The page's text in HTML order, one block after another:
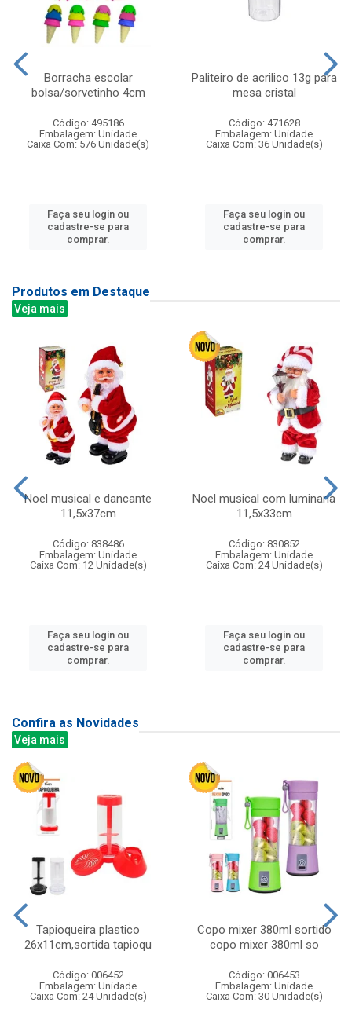
Borracha escolar
bolsa/sorvetinho 4cm
Código: 495186
Embalagem: Unidade
Caixa Com: 576 Unidade(s)
Faça seu login ou
cadastre-se para
comprar.
Paliteiro de acrilico 13g para
mesa cristal
Código: 471628
Embalagem: Unidade
Caixa Com: 36 Unidade(s)
Faça seu login ou
cadastre-se para
comprar.
Produtos em Destaque
Veja mais
Noel musical e dancante
11,5x37cm
Código: 838486
Embalagem: Unidade
Caixa Com: 12 Unidade(s)
Faça seu login ou
cadastre-se para
comprar.
Noel musical com luminaria
11,5x33cm
Código: 830852
Embalagem: Unidade
Caixa Com: 24 Unidade(s)
Faça seu login ou
cadastre-se para
comprar.
Confira as Novidades
Veja mais
Tapioqueira plastico
26x11cm,sortida tapioqu
Código: 006452
Embalagem: Unidade
Caixa Com: 24 Unidade(s)
Copo mixer 380ml sortido
copo mixer 380ml so
Código: 006453
Embalagem: Unidade
Caixa Com: 30 Unidade(s)